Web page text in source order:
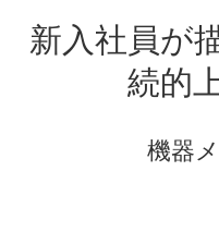
新入社員が
続的
機器